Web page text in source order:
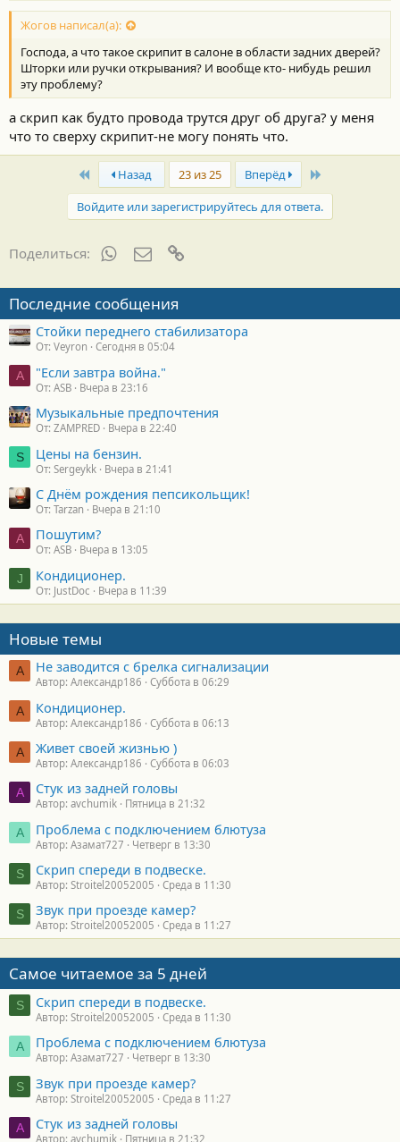
Жогов написал(а):
Господа, а что такое скрипит в салоне в области задних дверей?
Шторки или ручки открывания? И вообще кто- нибудь решил
эту проблему?
а скрип как будто провода трутся друг об друга? у меня
что то сверху скрипит-не могу понять что.
First Назад 23 из 25 Вперёд
Войдите или зарегистрируйтесь для ответа.
Поделиться: WhatsAppЭлектронная почта
Последние сообщения
Стойки переднего стабилизатора
От: Veyron Сегодня в 05:04
A "Если завтра война."
От: ASB Вчера в 23:16
Музыкальные предпочтения
От: ZAMPRED Вчера в 22:40
S Цены на бензин.
От: Sergeykk Вчера в 21:41
С Днём рождения пепсикольщик!
От: Tarzan Вчера в 21:10
A Пошутим?
От: ASB Вчера в 13:05
J Кондиционер.
От: JustDoc Вчера в 11:39
Новые темы
А Не заводится с брелка сигнализации
Автор: Александр186 Суббота в 06:29
А Кондиционер.
Автор: Александр186 Суббота в 06:13
А Живет своей жизнью )
Автор: Александр186 Суббота в 06:03
A Стук из задней головы
Автор: avchumik Пятница в 21:32
А Проблема с подключением блютуза
Автор: Азамат727 Четверг в 13:30
S Скрип спереди в подвеске.
Автор: Stroitel20052005 Среда в 11:30
S Звук при проезде камер?
Автор: Stroitel20052005 Среда в 11:27
Самое читаемое за 5 дней
S Скрип спереди в подвеске.
Автор: Stroitel20052005 Среда в 11:30
А Проблема с подключением блютуза
Автор: Азамат727 Четверг в 13:30
S Звук при проезде камер?
Автор: Stroitel20052005 Среда в 11:27
A Стук из задней головы
Автор: avchumik Пятница в 21:32